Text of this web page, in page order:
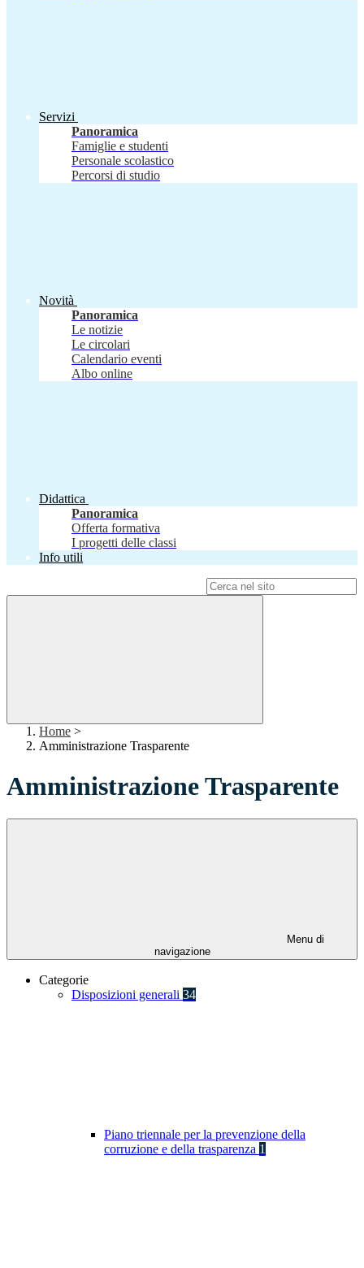
Servizi
Panoramica
Famiglie e studenti
Personale scolastico
Percorsi di studio
Novità
Panoramica
Le notizie
Le circolari
Calendario eventi
Albo online
Didattica
Panoramica
Offerta formativa
I progetti delle classi
Info utili
Home >
Amministrazione Trasparente
Amministrazione Trasparente
Menu di
navigazione
Categorie
Disposizioni generali 34
Piano triennale per la prevenzione della
corruzione e della trasparenza 1